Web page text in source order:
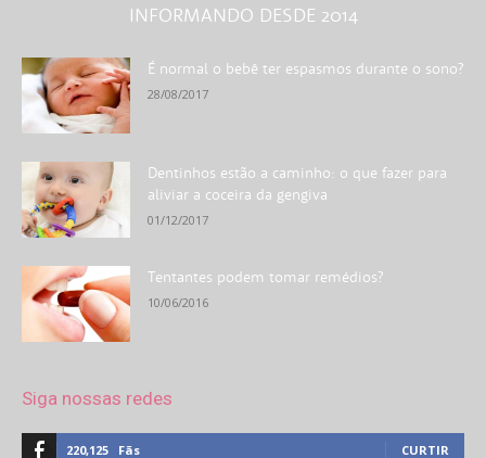
INFORMANDO DESDE 2014
É normal o bebê ter espasmos durante o sono?
28/08/2017
Dentinhos estão a caminho: o que fazer para
aliviar a coceira da gengiva
01/12/2017
Tentantes podem tomar remédios?
10/06/2016
Siga nossas redes
220,125 Fãs CURTIR